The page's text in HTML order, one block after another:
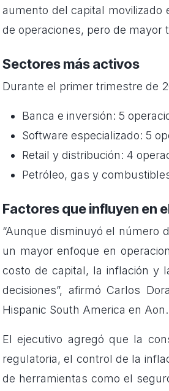
aumento del capital
de operaciones, pero de mayor
Sectores más activos
Durante el primer trimestre de
Banca e inversión: 5
Software especializado: 5
Retail y distribución: 4
Petróleo, gas y
Factores que influyen en
“Aunque disminuyó el número
un mayor enfoque en
costo de capital, la inflación y
decisiones”, afirmó Carlos
Hispanic South America en Aon.
El ejecutivo agregó que la
regulatoria, el control de la
de herramientas como el